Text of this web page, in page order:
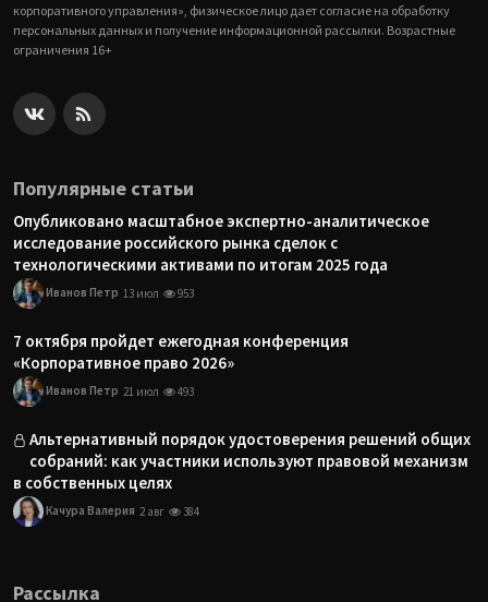
корпоративного управления», физическое лицо дает согласие на обработку
персональных данных и получение информационной рассылки. Возрастные
ограничения 16+
Популярные статьи
Опубликовано масштабное экспертно-аналитическое
исследование российского рынка сделок с
технологическими активами по итогам 2025 года
Иванов Петр 13 июл 953
7 октября пройдет ежегодная конференция
«Корпоративное право 2026»
Иванов Петр 21 июл 493
Альтернативный порядок удостоверения решений общих
собраний: как участники используют правовой механизм
в собственных целях
Качура Валерия 2 авг 384
Рассылка